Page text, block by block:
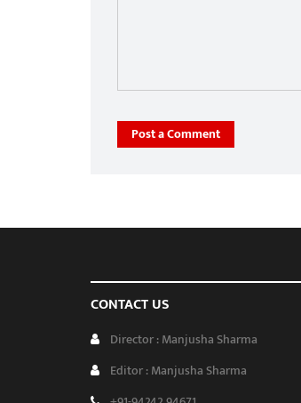
Post a Comment
CONTACT US
Director : Manjusha Sharma
Editor : Manjusha Sharma